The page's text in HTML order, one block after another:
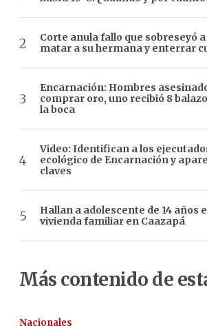
Corte anula fallo que sobreseyó
matar a su hermana y enterrar
Encarnación: Hombres
comprar oro, uno recibió 8
la boca
Video: Identifican a los
ecológico de Encarnación y
claves
Hallan a adolescente de 14 años
vivienda familiar en Caazapá
Más contenido de
Nacionales